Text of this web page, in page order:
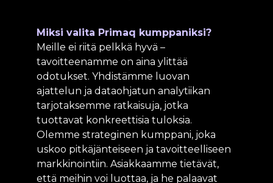
Miksi valita Primaq kumppaniksi?
Meille ei riitä pelkkä hyvä –
tavoitteenamme on aina ylittää
odotukset. Yhdistämme luovan
ajattelun ja dataohjatun analytiikan
tarjotaksemme ratkaisuja, jotka
tuottavat konkreettisia tuloksia.
Olemme strateginen kumppani, joka
uskoo pitkäjänteiseen ja tavoitteelliseen
markkinointiin. Asiakkaamme tietävät,
että meihin voi luottaa, ja he palaavat